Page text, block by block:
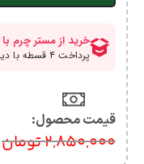
قیمت محصول:​
2,850,000تومان